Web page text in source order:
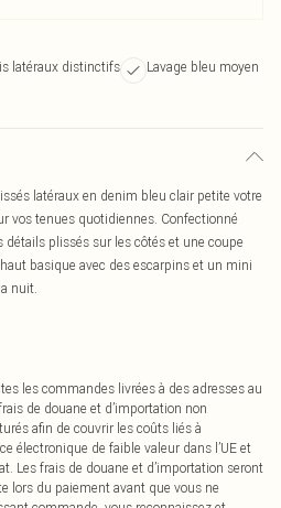
latéraux distinctifs
Lavage bleu moyen
latéraux en denim bleu clair petite votre
vos tenues quotidiennes. Confectionné
plissés sur les côtés et une coupe
basique avec des escarpins et un mini
nuit.
les commandes livrées à des adresses au
de douane et d’importation non
afin de couvrir les coûts liés à
électronique de faible valeur dans l’UE et
Les frais de douane et d’importation seront
lors du paiement avant que vous ne